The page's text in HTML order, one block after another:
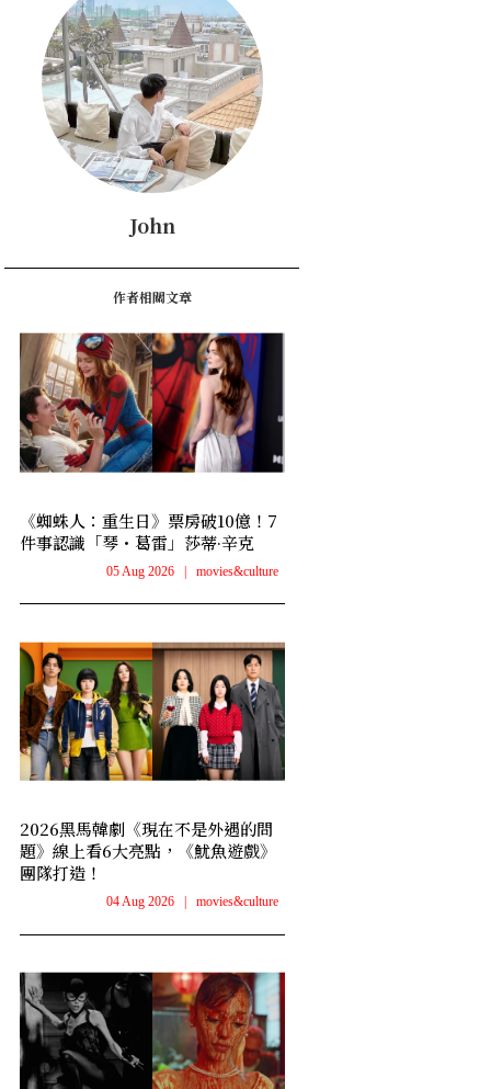
John
作者相關文章
《蜘蛛人：重生日》票房破10億！7
件事認識「琴・葛雷」莎蒂·辛克
05 Aug 2026 | movies&culture
2026黑馬韓劇《現在不是外遇的問
題》線上看6大亮點，《魷魚遊戲》
團隊打造！
04 Aug 2026 movies&culture